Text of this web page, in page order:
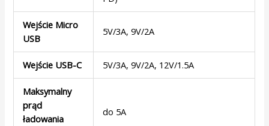
Wejście Micro
USB
5V/3A, 9V/2A
Wejście USB-C 5V/3A, 9V/2A, 12V/1.5A
Maksymalny
prąd
ładowania
do 5A